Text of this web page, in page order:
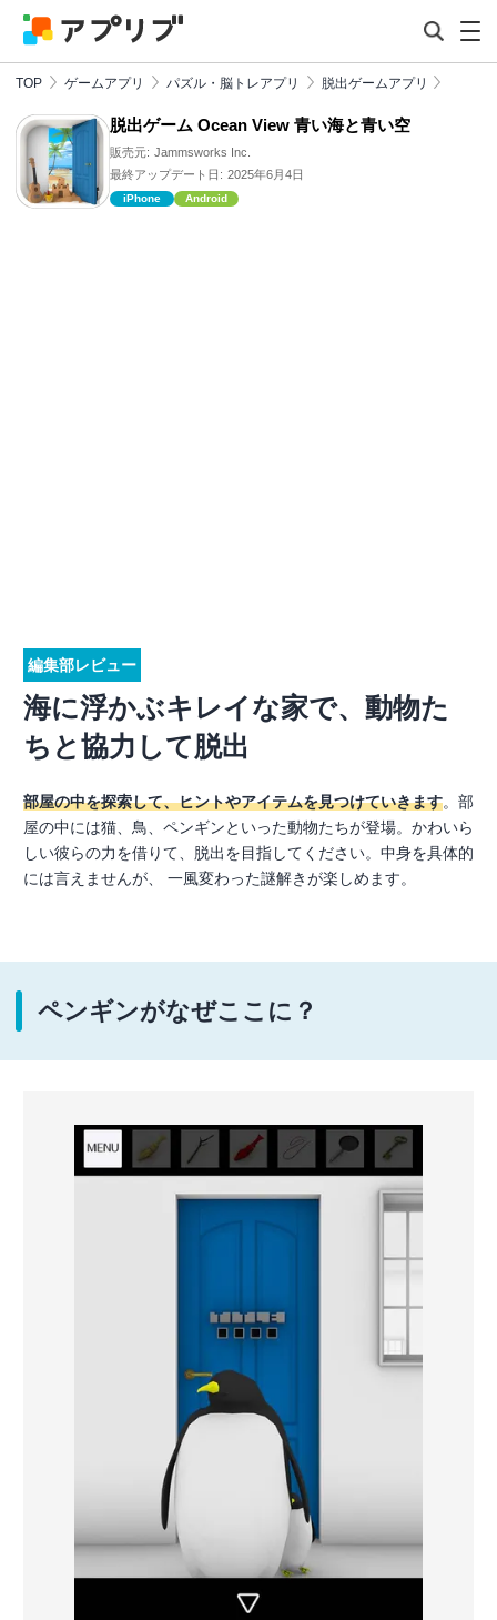
TOP ゲームアプリ パズル・脳トレアプリ 脱出ゲームアプリ
脱出ゲーム Ocean View 青い海と青い空
販売元: Jammsworks Inc.
最終アップデート日: 2025年6月4日
iPhone Android
編集部レビュー
海に浮かぶキレイな家で、動物た
ちと協力して脱出
部屋の中を探索して、ヒントやアイテムを見つけていきます。部
屋の中には猫、鳥、ペンギンといった動物たちが登場。かわいら
しい彼らの力を借りて、脱出を目指してください。中身を具体的
には言えませんが、 一風変わった謎解きが楽しめます。
ペンギンがなぜここに？